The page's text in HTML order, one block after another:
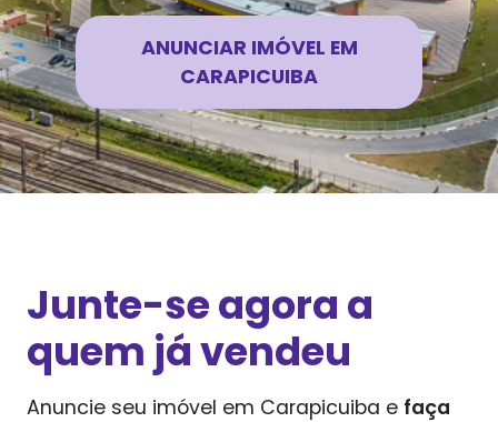
ANUNCIAR IMÓVEL EM
CARAPICUIBA
Junte-se agora a
quem já vendeu
Anuncie seu imóvel em Carapicuiba e faça